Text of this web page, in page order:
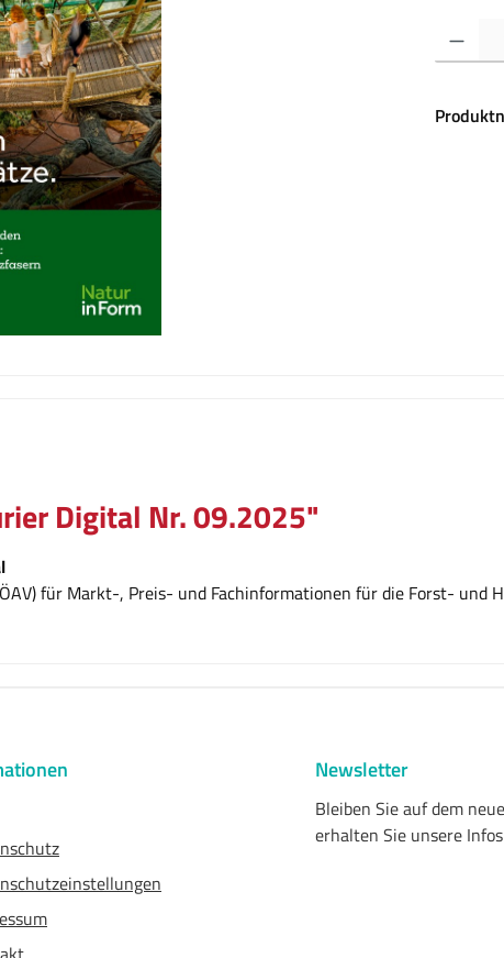
Produkt
Digital Nr. 09.2025"
für Markt-, Preis- und Fachinformationen für die Forst- und
Newsletter
Bleiben Sie auf dem
erhalten Sie unsere